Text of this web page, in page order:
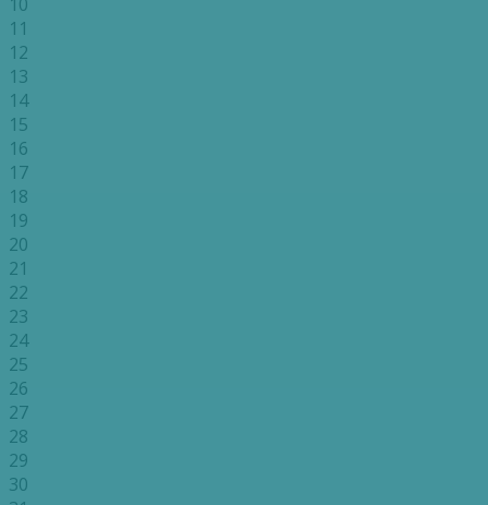
11
12
13
14
15
16
17
18
19
20
21
22
23
24
25
26
27
28
29
30